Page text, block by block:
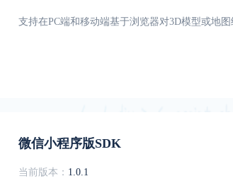
支持在PC端和移动端基于浏览器对3D模型或地
微信小程序版SDK
当前版本： 1.0.1